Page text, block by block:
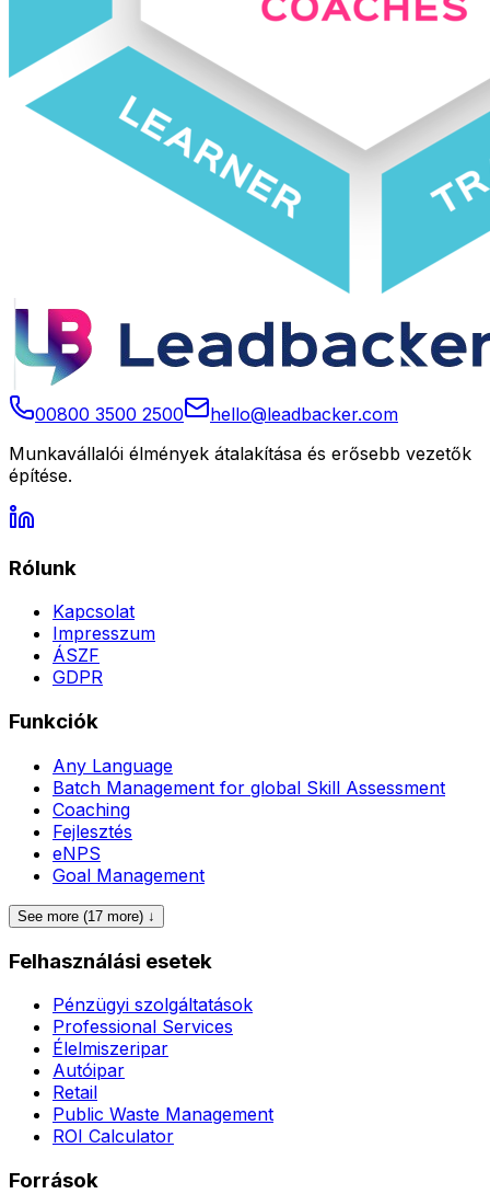
00800 3500 2500
hello@leadbacker.com
Munkavállalói élmények átalakítása és erősebb vezetők
építése.
Rólunk
Kapcsolat
Impresszum
ÁSZF
GDPR
Funkciók
Any Language
Batch Management for global Skill Assessment
Coaching
Fejlesztés
eNPS
Goal Management
See more (17 more) ↓
Felhasználási esetek
Pénzügyi szolgáltatások
Professional Services
Élelmiszeripar
Autóipar
Retail
Public Waste Management
ROI Calculator
Források